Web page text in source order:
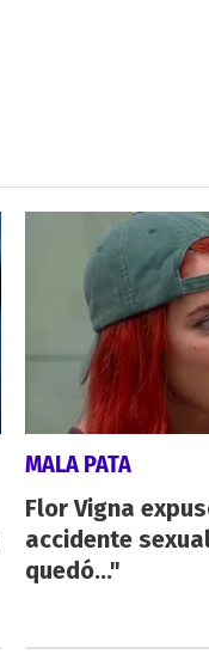
MALA PATA
Flor Vigna
accidente
quedó..."